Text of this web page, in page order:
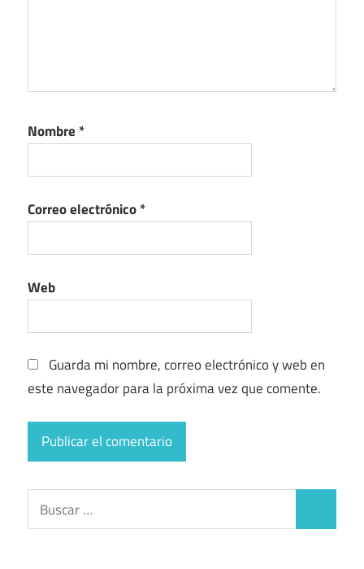
Nombre *
Correo electrónico*
Web
Guarda mi nombre, correo electrónico y web en
este navegador para la próxima vez que comente.
Buscar: